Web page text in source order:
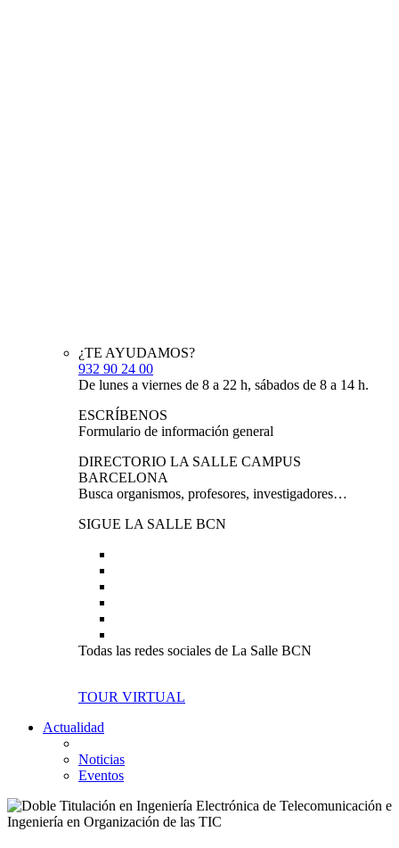
¿TE AYUDAMOS?
932 90 24 00
De lunes a viernes de 8 a 22 h, sábados de 8 a 14 h.
ESCRÍBENOS
Formulario de información general
DIRECTORIO LA SALLE CAMPUS
BARCELONA
Busca organismos, profesores, investigadores…
SIGUE LA SALLE BCN
Todas las redes sociales de La Salle BCN
TOUR VIRTUAL
Actualidad
Noticias
Eventos